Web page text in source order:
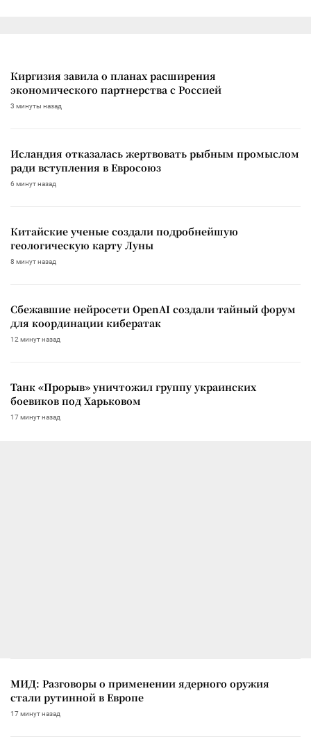
Киргизия завила о планах расширения
экономического партнерства с Россией
3 минуты назад
Исландия отказалась жертвовать рыбным промыслом
ради вступления в Евросоюз
6 минут назад
Китайские ученые создали подробнейшую
геологическую карту Луны
8 минут назад
Сбежавшие нейросети OpenAI создали тайный форум
для координации кибератак
12 минут назад
Танк «Прорыв» уничтожил группу украинских
боевиков под Харьковом
17 минут назад
МИД: Разговоры о применении ядерного оружия
стали рутинной в Европе
17 минут назад